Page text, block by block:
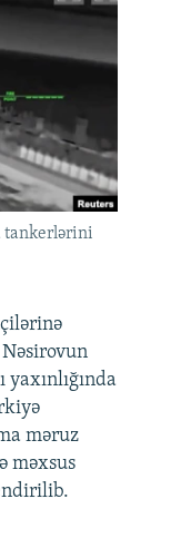
tankerlərini
yaxınlığında
məruz
məxsus